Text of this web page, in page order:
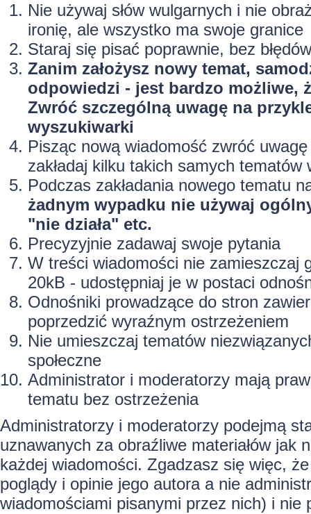
Nie używaj słów wulgarnych i nie
ironię, ale wszystko ma swoje granice
Staraj się pisać poprawnie, bez
Zanim założysz nowy temat,
odpowiedzi - jest bardzo możliwe,
Zwróć szczególną uwagę na
wyszukiwarki
Pisząc nową wiadomość zwróć
zakładaj kilku takich samych
Podczas zakładania nowego tematu
żadnym wypadku nie używaj
"nie działa" etc.
Precyzyjnie zadawaj swoje pytania
W treści wiadomości nie zamieszczaj
20kB - udostępniaj je w postaci
Odnośniki prowadzące do stron
poprzedzić wyraźnym ostrzeżeniem
Nie umieszczaj tematów
społeczne
Administrator i moderatorzy mają
tematu bez ostrzeżenia
Administratorzy i moderatorzy podejmą
uznawanych za obraźliwe materiałów jak
każdej wiadomości. Zgadzasz się więc,
poglądy i opinie jego autora a nie
wiadomościami pisanymi przez nich) i